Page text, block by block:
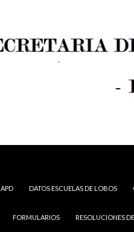
APD DATOS ESCUELAS DE LOBOS
FORMULARIOS RESOLUCIONES